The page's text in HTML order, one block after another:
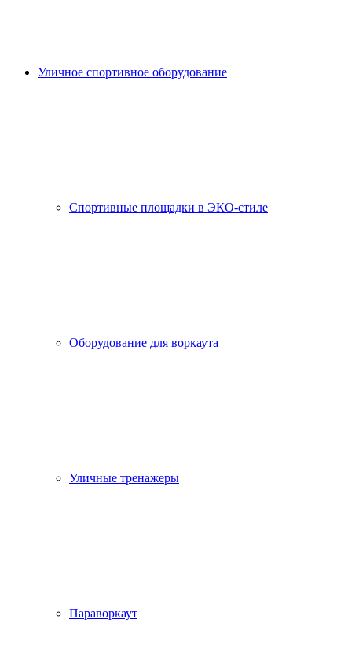
Уличное спортивное оборудование
Спортивные площадки в ЭКО-стиле
Оборудование для воркаута
Уличные тренажеры
Параворкаут